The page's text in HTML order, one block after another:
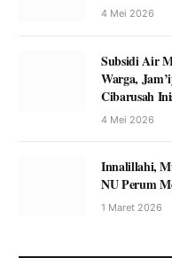
4 Mei 2026
Subsidi Air
Warga,
Cibarusah
4 Mei 2026
Innalillahi,
NU Perum
1 Maret 2026